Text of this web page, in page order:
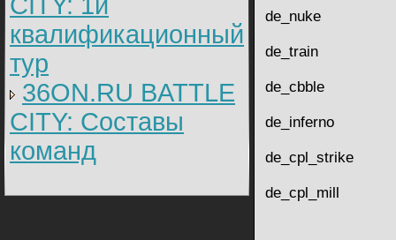
квалификационный
тур
36ON.RU BATTLE
CITY: Составы
команд
de_nuke
de_train
de_cbble
de_inferno
de_cpl_strike
de_cpl_mill